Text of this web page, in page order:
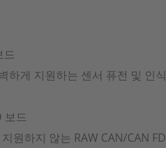
드
하게 지원하는 센서 퓨전 및 인식
보드
원하지 않는 RAW CAN/CAN FD